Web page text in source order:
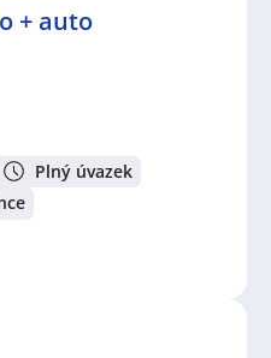
+ auto
Plný úvazek